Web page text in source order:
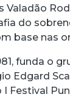
Valadão
do
base nas
funda o
Edgard
Festival